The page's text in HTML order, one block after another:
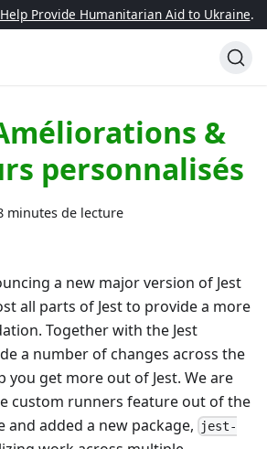
Help Provide Humanitarian Aid to Ukraine.
&
personnalisés
minutes de lecture
a new major version of Jest
all parts of Jest to provide a more
Together with the Jest
a number of changes across the
you get more out of Jest. We are
custom runners feature out of the
and added a new package,
jest-